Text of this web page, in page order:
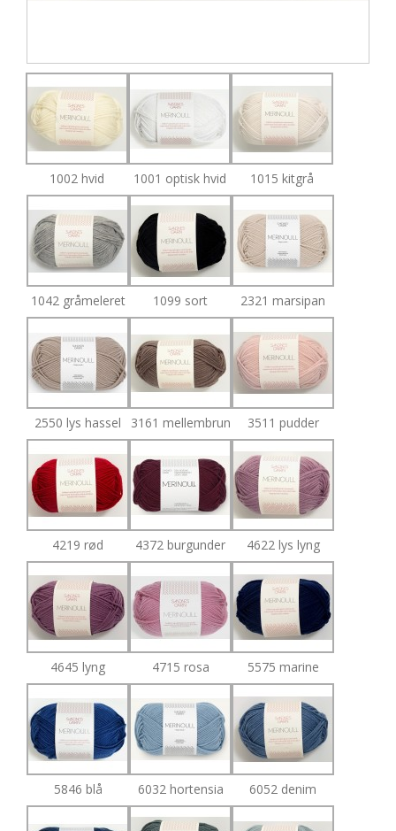
1002 hvid 1001 optisk hvid 1015 kitgrå
1042 gråmeleret 1099 sort 2321 marsipan
2550 lys hassel 3161 mellembrun 3511 pudder
4219 rød 4372 burgunder 4622 lys lyng
4645 lyng 4715 rosa 5575 marine
5846 blå 6032 hortensia 6052 denim